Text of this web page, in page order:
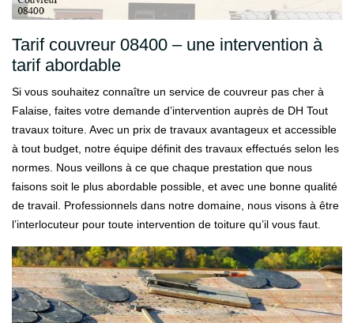
Tarif couvreur 08400 – une intervention à
tarif abordable
Si vous souhaitez connaître un service de couvreur pas cher à
Falaise, faites votre demande d’intervention auprès de DH Tout
travaux toiture. Avec un prix de travaux avantageux et accessible
à tout budget, notre équipe définit des travaux effectués selon les
normes. Nous veillons à ce que chaque prestation que nous
faisons soit le plus abordable possible, et avec une bonne qualité
de travail. Professionnels dans notre domaine, nous visons à être
l’interlocuteur pour toute intervention de toiture qu’il vous faut.